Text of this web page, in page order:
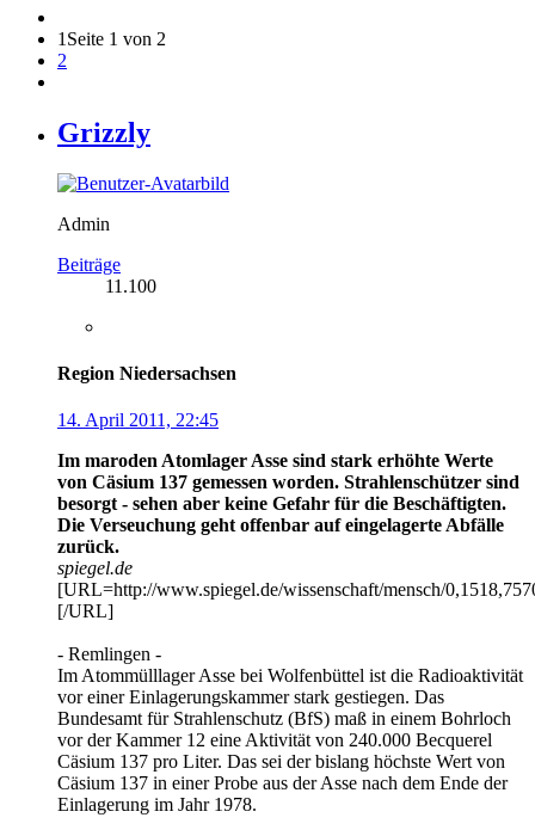
1 Seite 1 von 2
2
Grizzly
Admin
Beiträge
11.100
Region Niedersachsen
14. April 2011, 22:45
Im maroden Atomlager Asse sind stark erhöhte Werte
von Cäsium 137 gemessen worden. Strahlenschützer sind
besorgt - sehen aber keine Gefahr für die Beschäftigten.
Die Verseuchung geht offenbar auf eingelagerte Abfälle
zurück.
spiegel.de
[URL=http://www.spiegel.de/wissenschaft/mensch/
[/URL]
- Remlingen -
Im Atommülllager Asse bei Wolfenbüttel ist die Radioaktivität
vor einer Einlagerungskammer stark gestiegen. Das
Bundesamt für Strahlenschutz (BfS) maß in einem Bohrloch
vor der Kammer 12 eine Aktivität von 240.000 Becquerel
Cäsium 137 pro Liter. Das sei der bislang höchste Wert von
Cäsium 137 in einer Probe aus der Asse nach dem Ende der
Einlagerung im Jahr 1978.